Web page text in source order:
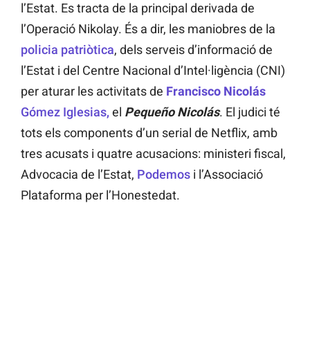
l’Estat. Es tracta de la principal derivada de
l’Operació Nikolay. És a dir, les maniobres de la
policia patriòtica, dels serveis d’informació de
l’Estat i del Centre Nacional d’Intel·ligència (CNI)
per aturar les activitats de Francisco Nicolás
Gómez Iglesias, el Pequeño Nicolás. El judici té
tots els components d’un serial de Netflix, amb
tres acusats i quatre acusacions: ministeri fiscal,
Advocacia de l’Estat, Podemos i l’Associació
Plataforma per l’Honestedat.